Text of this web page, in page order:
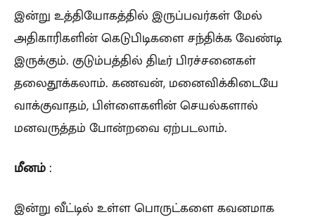
இன்று உத்தியோகத்தில் இருப்பவர்கள் மேல்
அதிகாரிகளின் கெடுபிடிகளை சந்திக்க வேண்டி
இருக்கும். குடும்பத்தில் திடீர் பிரச்சனைகள்
தலைதூக்கலாம். கணவன், மனைவிக்கிடையே
வாக்குவாதம், பிள்ளைகளின் செயல்களால்
மனவருத்தம் போன்றவை ஏற்படலாம்.
மீனம் :
இன்று வீட்டில் உள்ள பொருட்களை கவனமாக